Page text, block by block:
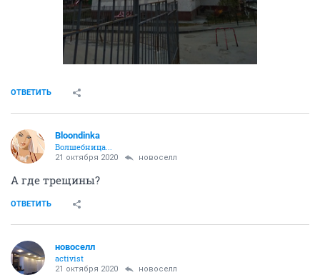
ОТВЕТИТЬ
Bloondinka
Волшебница...
21 октября 2020 новоселл
А где трещины?
ОТВЕТИТЬ
новоселл
activist
21 октября 2020 новоселл